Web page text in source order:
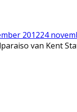
201224
van Kent